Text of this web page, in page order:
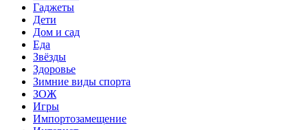
Гаджеты
Дети
Дом и сад
Еда
Звёзды
Здоровье
Зимние виды спорта
ЗОЖ
Игры
Импортозамещение